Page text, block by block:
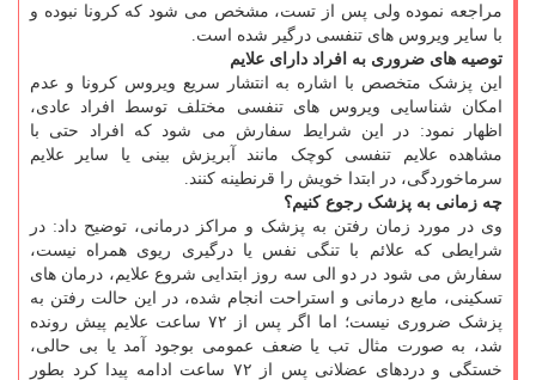
مراجعه نموده ولی پس از تست، مشخص می شود که کرونا نبوده و
با سایر ویروس های تنفسی درگیر شده است.
توصیه های ضروری به افراد دارای علایم
این پزشک متخصص با اشاره به انتشار سریع ویروس کرونا و عدم
امکان شناسایی ویروس های تنفسی مختلف توسط افراد عادی،
اظهار نمود: در این شرایط سفارش می شود که افراد حتی با
مشاهده علایم تنفسی کوچک مانند آبریزش بینی یا سایر علایم
سرماخوردگی، در ابتدا خویش را قرنطینه کنند.
چه زمانی به پزشک رجوع کنیم؟
وی در مورد زمان رفتن به پزشک و مراکز درمانی، توضیح داد: در
شرایطی که علائم با تنگی نفس یا درگیری ریوی همراه نیست،
سفارش می شود در دو الی سه روز ابتدایی شروع علایم، درمان های
تسکینی، مایع درمانی و استراحت انجام شده، در این حالت رفتن به
پزشک ضروری نیست؛ اما اگر پس از ۷۲ ساعت علایم پیش رونده
شد، به صورت مثال تب یا ضعف عمومی بوجود آمد یا بی حالی،
خستگی و دردهای عضلانی پس از ۷۲ ساعت ادامه پیدا کرد بطور